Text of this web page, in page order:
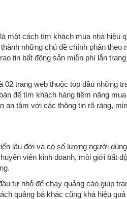
một cách tìm khách mua nhà hiệu
những chủ đề chính phân theo
tin bất động sản miễn phí lẫn
trang web thuộc top đầu những
để tìm khách hàng tiềm năng
an tâm với các thông tin rõ ràng,
lâu đời và có số lượng người
viên kinh doanh, môi giới bất
tư nhỏ để chạy quảng cáo giúp
quảng bá khác cũng khá hiệu